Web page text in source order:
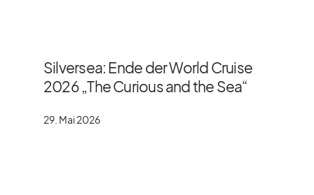
Silversea: Ende der World Cruise
2026 „The Curious and the Sea“
29. Mai 2026